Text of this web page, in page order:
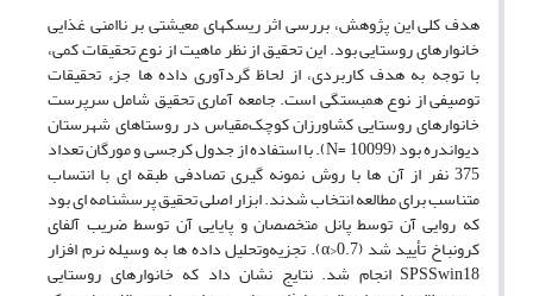
هدف کلی این پژوهش، بررسی اثر ریسک‏های معیشتی بر ناامنی غذایی
خانوارهای روستایی بود. این تحقیق از نظر ماهیت از نوع تحقیقات کمی،
با توجه به هدف کاربردی، از لحاظ گردآوری داده‏ ها جزء تحقیقات
توصیفی از نوع همبستگی است. جامعه آماری تحقیق شامل سرپرست
خانوارهای‏ روستایی کشاورزان کوچک‌مقیاس در روستاهای شهرستان
دیواندره بود (N= 10099). با استفاده از جدول کرجسی و مورگان تعداد
375 نفر از آن‏ ها با روش نمونه‏ گیری تصادفی طبقه‏ ای با انتساب
متناسب برای مطالعه انتخاب شدند. ابزار اصلی تحقیق پرسشنامه‏ ای بود
که روایی آن توسط پانل متخصصان و پایایی آن توسط ضریب آلفای
کرونباخ تأیید شد (α>0.7). تجزیه‌وتحلیل داده‏ ها به‏ وسیله نرم‏ افزار
SPSSwin18 انجام شد. نتایج نشان داد که خانوارهای روستایی